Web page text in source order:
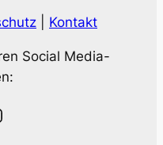
Kontakt
Social Media-